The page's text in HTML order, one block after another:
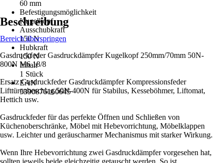
60 mm
Befestigungsmöglichkeit
Kugelkopf
Ausschubkraft
150 N
Hubkraft
150 N
Inhalt
1 Stück
EAN
5390876160645
Beschreibung
Bereich überspringen
Gasdruckfeder Gasdruckdämpfer Kugelkopf 250mm/70mm 50N-
800N M6 18/8
Ersatz Gasdruckfeder Gasdruckdämpfer Kompressionsfeder
Lifttürenbeschlag 50N-400N für Stabilus, Kesseböhmer, Liftomat,
Hettich usw.
Gasdruckfeder für das perfekte Öffnen und Schließen von
Küchenoberschränke, Möbel mit Hebevorrichtung, Möbelklappen
usw. Leichter und geräuscharmer Mechanismus mit starker Wirkung.
Wenn Ihre Hebevorrichtung zwei Gasdruckdämpfer vorgesehen hat,
sollten jeweils beide gleichzeitig getauscht werden. So ist